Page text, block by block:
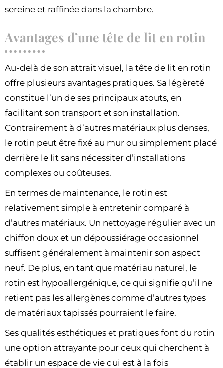
sereine et raffinée dans la chambre.
Avantages d’une tête de lit en rotin
Au-delà de son attrait visuel, la tête de lit en rotin
offre plusieurs avantages pratiques. Sa légèreté
constitue l’un de ses principaux atouts, en
facilitant son transport et son installation.
Contrairement à d’autres matériaux plus denses,
le rotin peut être fixé au mur ou simplement placé
derrière le lit sans nécessiter d’installations
complexes ou coûteuses.
En termes de maintenance, le rotin est
relativement simple à entretenir comparé à
d’autres matériaux. Un nettoyage régulier avec un
chiffon doux et un dépoussiérage occasionnel
suffisent généralement à maintenir son aspect
neuf. De plus, en tant que matériau naturel, le
rotin est hypoallergénique, ce qui signifie qu’il ne
retient pas les allergènes comme d’autres types
de matériaux tapissés pourraient le faire.
Ses qualités esthétiques et pratiques font du rotin
une option attrayante pour ceux qui cherchent à
établir un espace de vie qui est à la fois